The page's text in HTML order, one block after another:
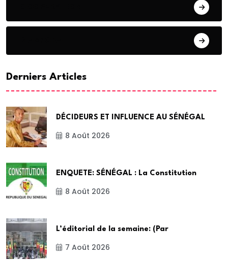
Derniers Articles
DÉCIDEURS ET INFLUENCE AU SÉNÉGAL
8 Août 2026
ENQUETE: SÉNÉGAL : La Constitution
8 Août 2026
L’éditorial de la semaine: (Par
7 Août 2026